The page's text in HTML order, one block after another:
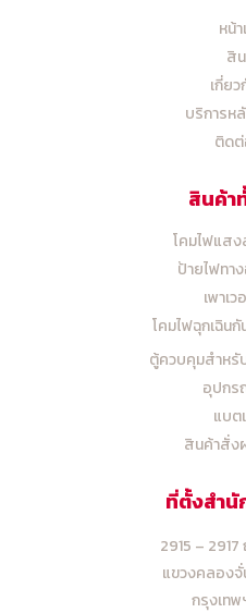
หน้
สิ
เกี่ยว
บริการห
ติดต่
สินค้า
โคมไฟแสง
ป้ายไฟทา
เพาเ
โคมไฟฉุกเฉิน
ตู้ควบคุมสำหรั
อุปกร
แบต
สินค้าสั่ง
ที่ตั้งสำนั
2915 –
แขวงคลองจั่
กรุงเท